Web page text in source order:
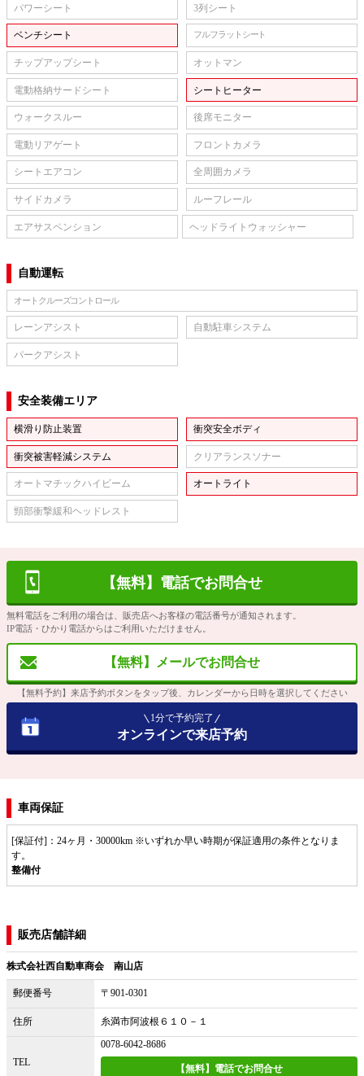
パワーシート 3列シート
ベンチシート フルフラットシート
チップアップシート オットマン
電動格納サードシート シートヒーター
ウォークスルー 後席モニター
電動リアゲート フロントカメラ
シートエアコン 全周囲カメラ
サイドカメラ ルーフレール
エアサスペンション ヘッドライトウォッシャー
自動運転
オートクルーズコントロール
レーンアシスト 自動駐車システム
パークアシスト
安全装備エリア
横滑り防止装置 衝突安全ボディ
衝突被害軽減システム クリアランスソナー
オートマチックハイビーム オートライト
頸部衝撃緩和ヘッドレスト
【無料】電話でお問合せ
無料電話をご利用の場合は、販売店へお客様の電話番号が通知されます。
IP電話・ひかり電話からはご利用いただけません。
【無料】メールでお問合せ
【無料予約】来店予約ボタンをタップ後、カレンダーから日時を選択してください
1分で予約完了
オンラインで来店予約
車両保証
[保証付]：24ヶ月・30000km ※いずれか早い時期が保証適用の条件となりま
す。
整備付
販売店舗詳細
株式会社西自動車商会 南山店
郵便番号 〒901-0301
住所 糸満市阿波根６１０－１
TEL
0078-6042-8686
【無料】電話でお問合せ